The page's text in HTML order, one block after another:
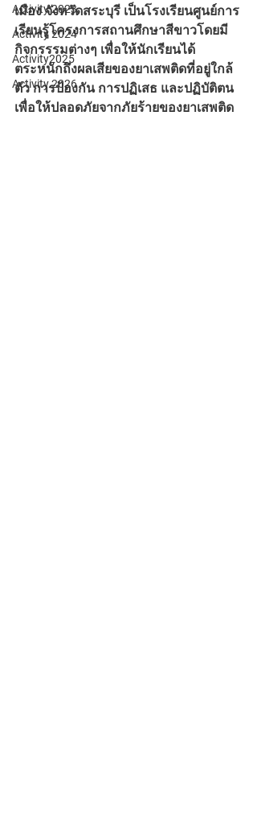
Activity 2023
Activity 2024
Activity2025
Activity 2026
เมือง จังหวัดสระบุรี เป็นโรงเรียนศูนย์การ
เรียนรู้โครงการสถานศึกษาสีขาวโดยมี
กิจกรรรมต่างๆ เพื่อให้นักเรียนได้
ตระหนักถึงผลเสียของยาเสพติดที่อยู่ใกล้
ตัว การป้องกัน การปฏิเสธ และปฏิบัติตน
เพื่อให้ปลอดภัยจากภัยร้ายของยาเสพติด